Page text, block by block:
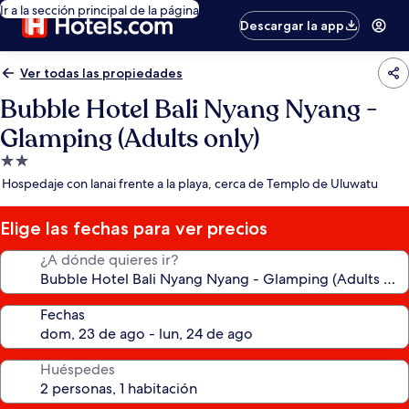
Ir a la sección principal de la página
Descargar la app
Ver todas las propiedades
Bubble Hotel Bali Nyang Nyang -
Glamping (Adults only)
Propiedad
de
estrellas
Hospedaje con lanai frente a la playa, cerca de Templo de Uluwatu
Elige las fechas para ver precios
¿A dónde quieres ir?
Fechas
Huéspedes